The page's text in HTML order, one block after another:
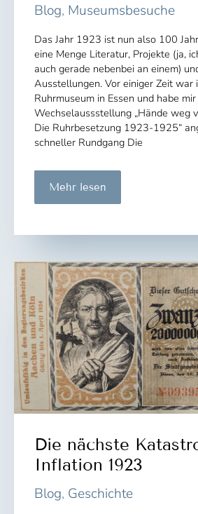
Blog, Museumsbesuche
Das Jahr 1923 ist nun also 100
eine Menge Literatur, Projekte (ja,
auch gerade nebenbei an einem)
Ausstellungen. Vor einiger Zeit war
Ruhrmuseum in Essen und habe mir
Wechselaussstellung „Hände weg
Die Ruhrbesetzung 1923-1925“
schneller Rundgang Die
„Hände
vom
Ausstellung
Mehr lesen
Die nächste
Inflation 1923
Blog, Geschichte